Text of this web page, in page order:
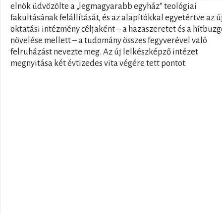
elnök üdvözölte a „legmagyarabb egyház” teológiai
fakultásának felállítását, és az alapítókkal egyetértve az
oktatási intézmény céljaként – a hazaszeretet és a
növelése mellett – a tudomány összes fegyverével való
felruházást nevezte meg. Az új lelkészképző intézet
megnyitása két évtizedes vita végére tett pontot.